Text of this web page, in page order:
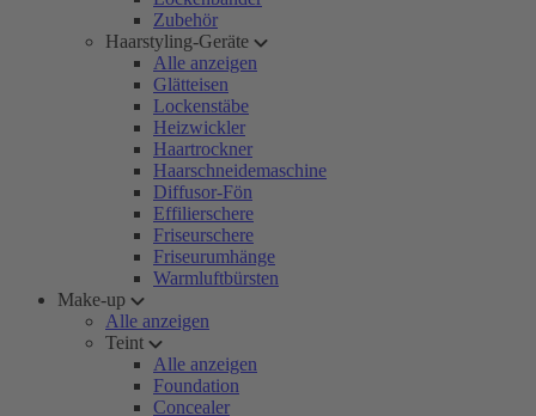
Zubehör
Haarstyling-Geräte
Alle anzeigen
Glätteisen
Lockenstäbe
Heizwickler
Haartrockner
Haarschneidemaschine
Diffusor-Fön
Effilierschere
Friseurschere
Friseurumhänge
Warmluftbürsten
Make-up
Alle anzeigen
Teint
Alle anzeigen
Foundation
Concealer